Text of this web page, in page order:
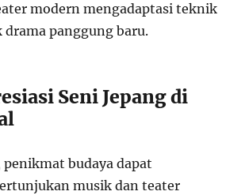
modern mengadaptasi teknik
panggung baru.
Seni Jepang di
budaya dapat
musik dan teater